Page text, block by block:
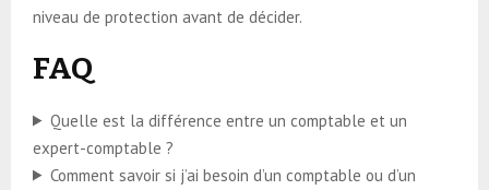
niveau de protection avant de décider.
FAQ
Quelle est la différence entre un comptable et un
expert-comptable ?
Comment savoir si j’ai besoin d’un comptable ou d’un